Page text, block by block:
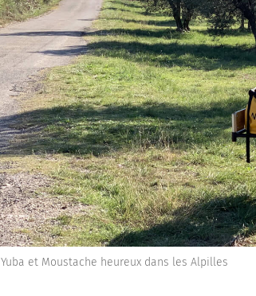
Yuba et Moustache heureux dans les Alpilles